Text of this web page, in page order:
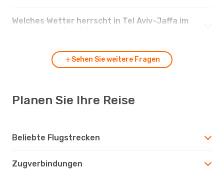
Welches Wetter herrscht in Tel Aviv-Jaffa im
Sehen Sie weitere Fragen
Planen Sie Ihre Reise
Beliebte Flugstrecken
Zugverbindungen